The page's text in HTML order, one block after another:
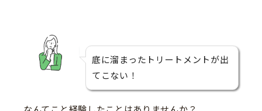
底に溜まったトリートメントが出
てこない！